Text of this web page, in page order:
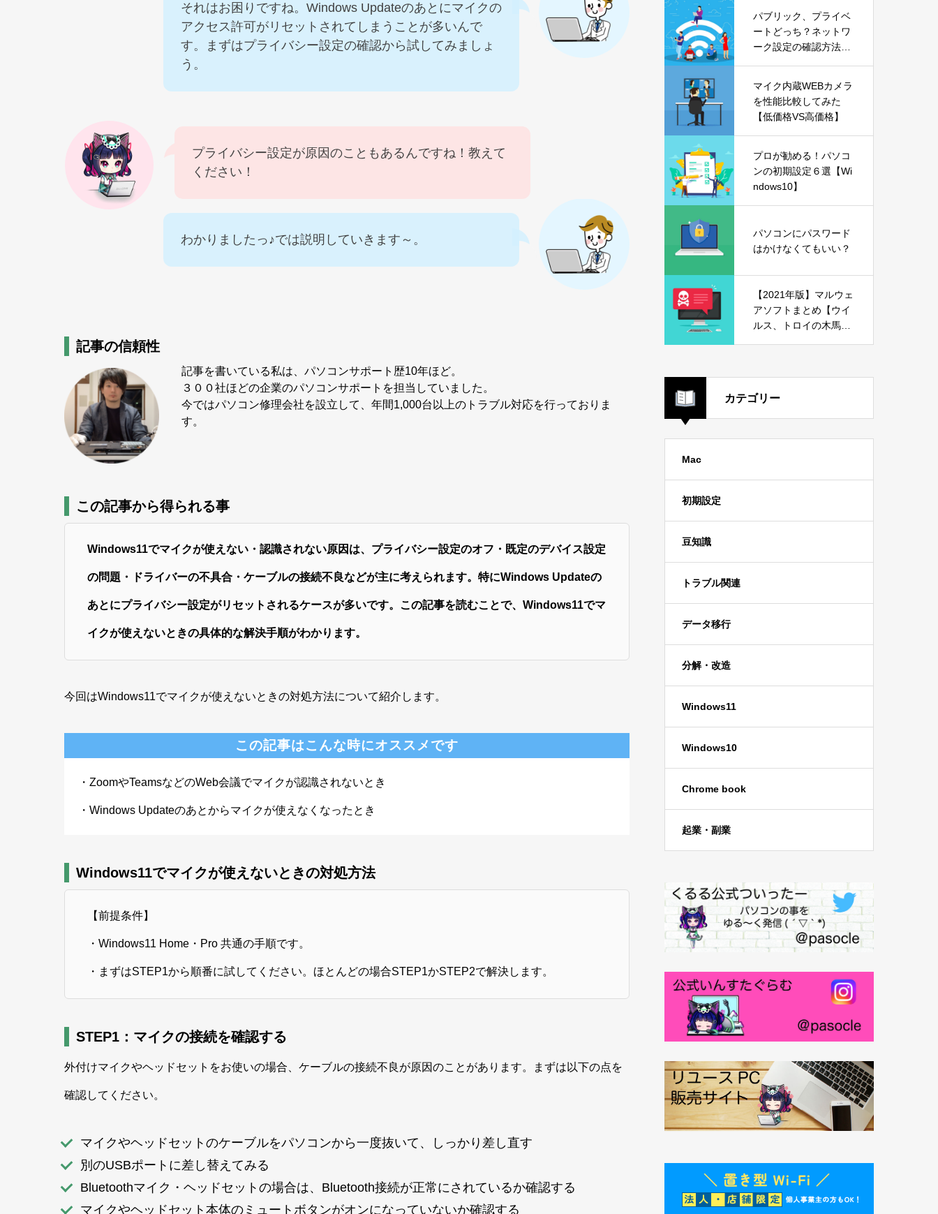
それはお困りですね。Windows Updateのあとにマイクの
アクセス許可がリセットされてしまうことが多いんで
す。まずはプライバシー設定の確認から試してみましょ
う。
プライバシー設定が原因のこともあるんですね！教えて
ください！
わかりましたっ♪では説明していきます～。
記事の信頼性
記事を書いている私は、パソコンサポート歴10年ほど。
３００社ほどの企業のパソコンサポートを担当していました。
今ではパソコン修理会社を設立して、年間1,000台以上のトラブル対応を行っておりま
す。
この記事から得られる事
Windows11でマイクが使えない・認識されない原因は、プライバシー設定のオフ・既定のデバイス設定
の問題・ドライバーの不具合・ケーブルの接続不良などが主に考えられます。特にWindows Updateの
あとにプライバシー設定がリセットされるケースが多いです。この記事を読むことで、Windows11でマ
イクが使えないときの具体的な解決手順がわかります。
今回はWindows11でマイクが使えないときの対処方法について紹介します。
この記事はこんな時にオススメです
・ZoomやTeamsなどのWeb会議でマイクが認識されないとき
・Windows Updateのあとからマイクが使えなくなったとき
Windows11でマイクが使えないときの対処方法
【前提条件】
・Windows11 Home・Pro 共通の手順です。
・まずはSTEP1から順番に試してください。ほとんどの場合STEP1かSTEP2で解決します。
STEP1：マイクの接続を確認する
外付けマイクやヘッドセットをお使いの場合、ケーブルの接続不良が原因のことがあります。まずは以下の点を
確認してください。
マイクやヘッドセットのケーブルをパソコンから一度抜いて、しっかり差し直す
別のUSBポートに差し替えてみる
Bluetoothマイク・ヘッドセットの場合は、Bluetooth接続が正常にされているか確認する
マイクやヘッドセット本体のミュートボタンがオンになっていないか確認する
パブリック、プライベ
ートどっち？ネットワ
ーク設定の確認方法も
マイク内蔵WEBカメラ
を性能比較してみた
【低価格VS高価格】
プロが勧める！パソコ
ンの初期設定６選【Wi
ndows10】
パソコンにパスワード
はかけなくてもいい？
【2021年版】マルウェ
アソフトまとめ【ウイ
ルス、トロイの木馬、
カテゴリー
Mac
初期設定
豆知識
トラブル関連
データ移行
分解・改造
Windows11
Windows10
Chrome book
起業・副業